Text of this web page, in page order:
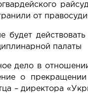
от
будет
палаты
дело в
о
– директора